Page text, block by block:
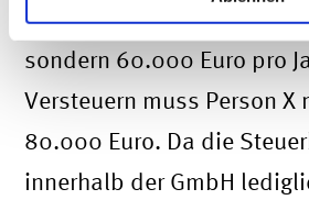
Abschreibungen daher
sondern 60.000 Euro pro
Versteuern muss Person X
80.000 Euro. Da die
innerhalb der GmbH